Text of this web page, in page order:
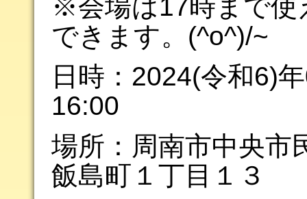
※会場は17時まで使
できます。(^o^)/~
日時：2024(令和6)
16:00
場所：周南市中央
飯島町１丁目１３